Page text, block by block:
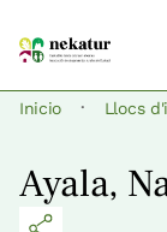
Inicio · Llocs
Ayala,